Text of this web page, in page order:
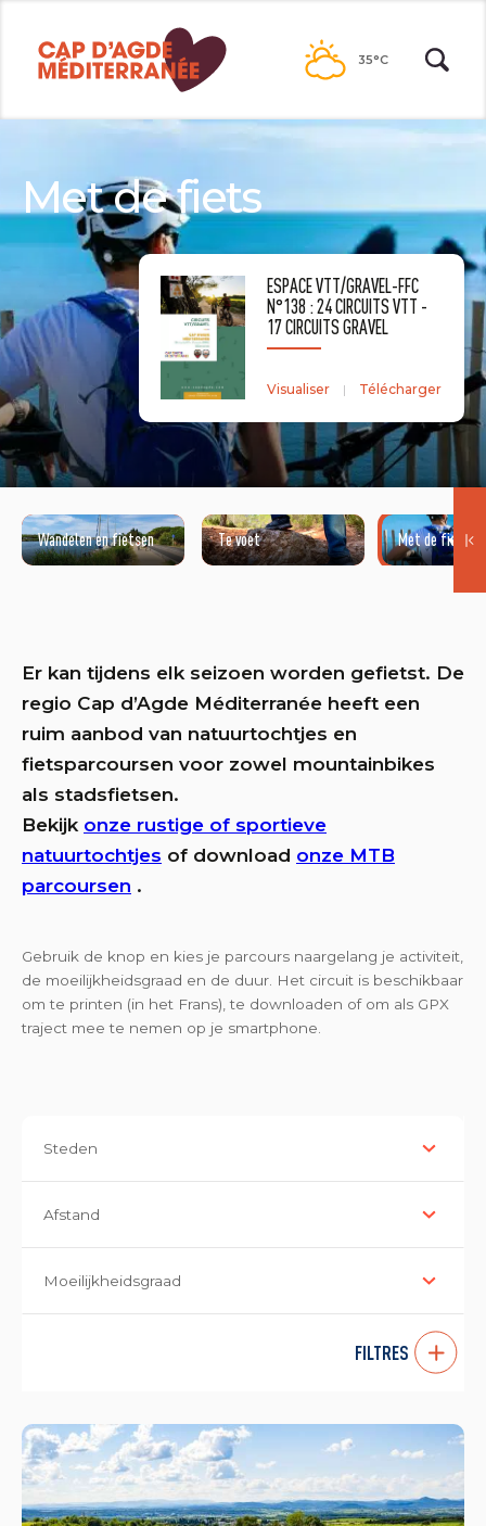
contenu
35°C
Met de fiets
ESPACE VTT/GRAVEL-FFC
N°138 : 24 CIRCUITS VTT -
17 CIRCUITS GRAVEL
Visualiser Télécharger
Wandelen en fietsen Te voet Met de fiets
Er kan tijdens elk seizoen worden gefietst. De
regio Cap d’Agde Méditerranée heeft een
ruim aanbod van natuurtochtjes en
fietsparcoursen voor zowel mountainbikes
als stadsfietsen.
Bekijk onze rustige of sportieve
natuurtochtjes of download onze MTB
parcoursen .
Gebruik de knop en kies je parcours naargelang je activiteit,
de moeilijkheidsgraad en de duur. Het circuit is beschikbaar
om te printen (in het Frans), te downloaden of om als GPX
traject mee te nemen op je smartphone.
Steden
Afstand
Moeilijkheidsgraad
FILTRES